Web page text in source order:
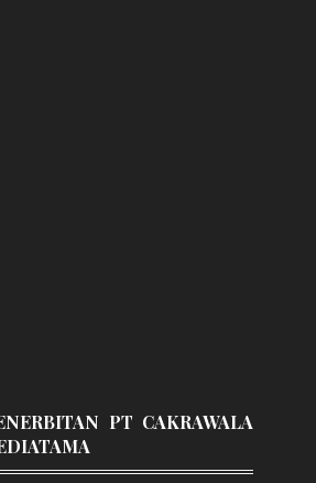
PT CAKRAWALA